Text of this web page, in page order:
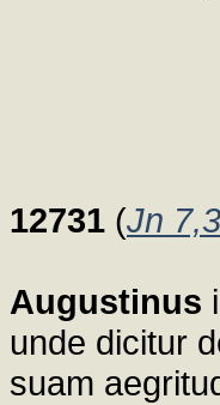
12731 (Jn
Augustinus
unde dicitur
suam